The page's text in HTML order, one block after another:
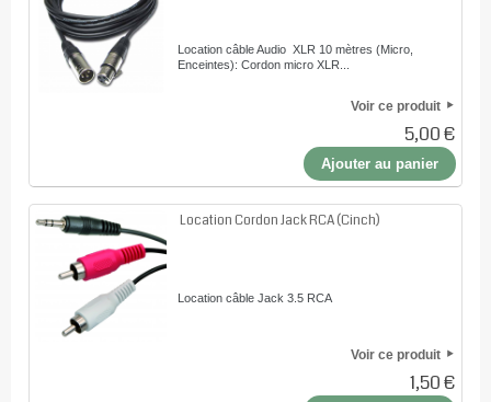
Location câble Audio XLR 10 mètres (Micro,
Enceintes): Cordon micro XLR...
Voir ce produit
5,00 €
Ajouter au panier
Location Cordon Jack RCA (Cinch)
Location câble Jack 3.5 RCA
Voir ce produit
1,50 €